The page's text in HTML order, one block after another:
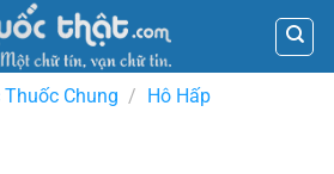
Chung / Hô Hấp